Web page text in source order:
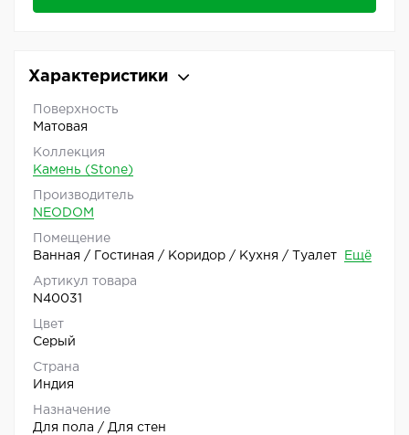
Характеристики
Поверхность
Матовая
Коллекция
Камень (Stone)
Производитель
NEODOM
Помещение
Ванная / Гостиная / Коридор / Кухня / Туалет
Ещё
Артикул товара
N40031
Цвет
Серый
Страна
Индия
Назначение
Для пола / Для стен